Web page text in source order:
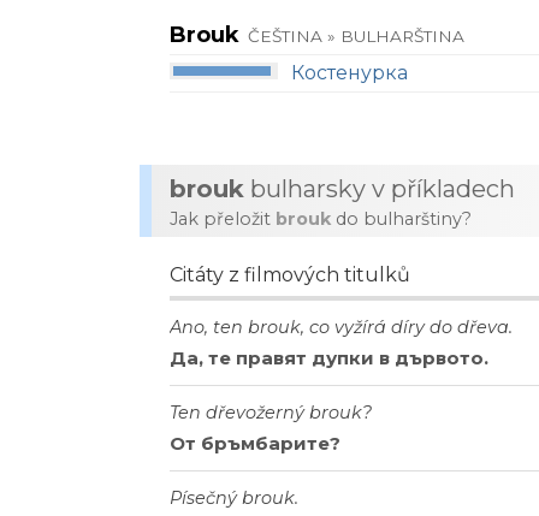
Brouk ČEŠTINA » BULHARŠTINA
Костенурка
brouk bulharsky v příkladech
Jak přeložit brouk do bulharštiny?
Citáty z filmových titulků
Ano, ten brouk, co vyžírá díry do dřeva.
Да, те правят дупки в дървото.
Ten dřevožerný brouk?
От бръмбарите?
Písečný brouk.